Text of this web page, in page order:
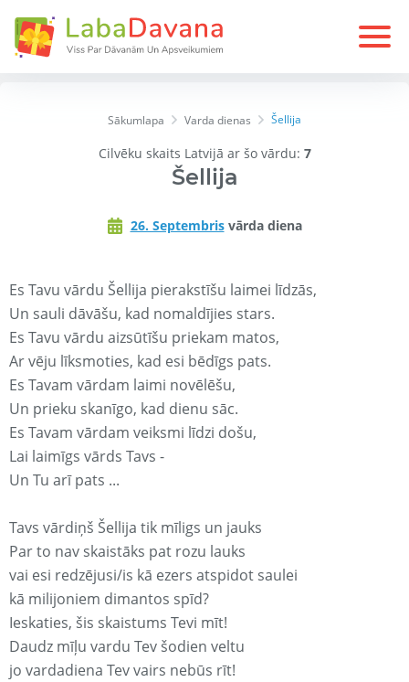
Sākumlapa Varda dienas Šellija
Cilvēku skaits Latvijā ar šo vārdu: 7
Šellija
26. Septembrisvārda diena
Es Tavu vārdu Šellija pierakstīšu laimei līdzās,
Un sauli dāvāšu, kad nomaldījies stars.
Es Tavu vārdu aizsūtīšu priekam matos,
Ar vēju līksmoties, kad esi bēdīgs pats.
Es Tavam vārdam laimi novēlēšu,
Un prieku skanīgo, kad dienu sāc.
Es Tavam vārdam veiksmi līdzi došu,
Lai laimīgs vārds Tavs -
Un Tu arī pats ...
Tavs vārdiņš Šellija tik mīligs un jauks
Par to nav skaistāks pat rozu lauks
vai esi redzējusi/is kā ezers atspidot saulei
kā milijoniem dimantos spīd?
Ieskaties, šis skaistums Tevi mīt!
Daudz mīļu vardu Tev šodien veltu
jo vardadiena Tev vairs nebūs rīt!